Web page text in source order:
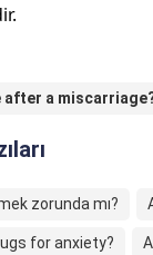
a
zorunda mı?
for anxiety?